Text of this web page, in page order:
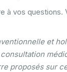
à vos questions.
et
proposés sur